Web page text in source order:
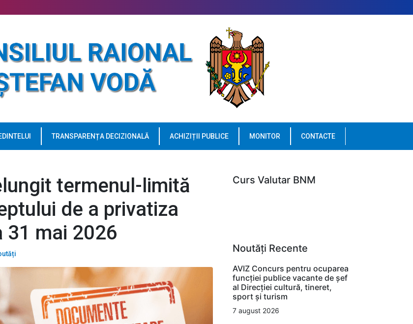
TRANSPARENȚA DECIZIONALĂ ACHIZIȚII PUBLICE MONITOR CONTACTE
termenul-limită
de a privatiza
31 mai 2026
Curs Valutar BNM
Noutăți Recente
AVIZ Concurs pentru ocuparea
funcţiei publice vacante de şef
al Direcţiei cultură, tineret,
sport şi turism
7 august 2026